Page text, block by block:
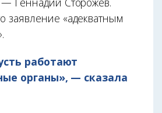
заявление «адекватным
работают
органы», — сказала